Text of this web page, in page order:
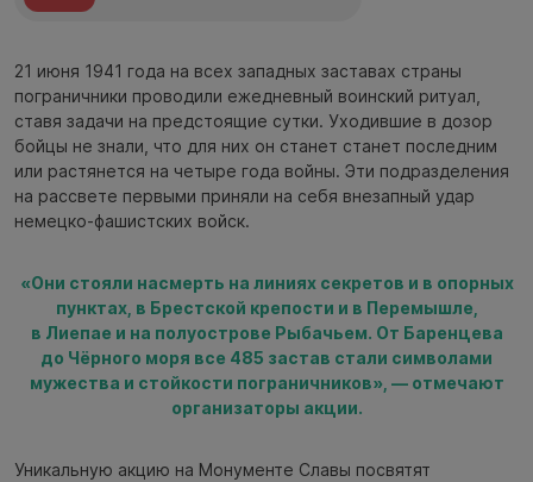
21 июня 1941 года на всех западных заставах страны
пограничники проводили ежедневный воинский ритуал,
ставя задачи на предстоящие сутки. Уходившие в дозор
бойцы не знали, что для них он станет станет последним
или растянется на четыре года войны. Эти подразделения
на рассвете первыми приняли на себя внезапный удар
немецко-фашистских войск.
«Они стояли насмерть на линиях секретов и в опорных
пунктах, в Брестской крепости и в Перемышле,
в Лиепае и на полуострове Рыбачьем. От Баренцева
до Чёрного моря все 485 застав стали символами
мужества и стойкости пограничников», — отмечают
организаторы акции.
Уникальную акцию на Монументе Славы посвятят